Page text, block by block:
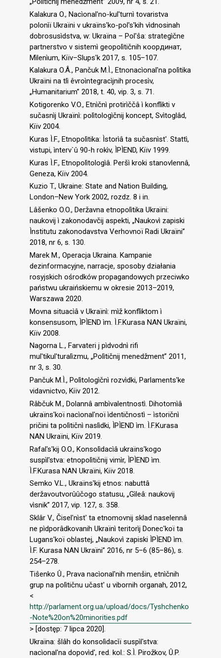
Kalakura O., Nacìonal′no-kul′turnì tovaristva
polonìï Ukraïni v ukraïns′ko-pol′s′kih vìdnosinah
dobrosusìdstva, w: Ukraïna – Pol′ŝa: strategìčne
partnerstvo v sistemì geopolìtičnih координат,
Mìlenìum, Kiïv–Slups′k 2017, s. 105–107.
Kalakura O.Â., Pančuk M.Ì., Etnonacìonal′na polìtika
Ukraïni na tlì êvroìntegracìjnih procesìv,
„Humanitarium” 2018, t. 40, vip. 3, s. 71.
Kotigorenko V.O., Etnìčnì protirìččâ ì konflìkti v
sučasnìj Ukraïnì: polìtologìčnij koncept, Svìtoglâd,
Kiïv 2004.
Kuras Ì.F., Etnopolìtika: Ìstorìâ ta sučasnìst′. Stattì,
vistupi, ìnterv`û 90-h rokìv, ÌPÌEND, Kiïv 1999.
Kuras Ì.F., Etnopolìtologìâ. Peršì kroki stanovlennâ,
Geneza, Kiïv 2004.
Kuzio T., Ukraine: State and Nation Building,
London–New York 2002, rozdz. 8 i in.
Lâšenko O.O., Deržavna etnopolìtika Ukraïni:
naukovij ì zakonodavčij aspekti, „Naukovì zapiski
Ìnstitutu zakonodavstva Verhovnoï Radi Ukraïni”
2018, nr 6, s. 130.
Marek M., Operacja Ukraina. Kampanie
dezinformacyjne, narracje, sposoby działania
rosyjskich ośrodków propagandowych przeciwko
państwu ukraińskiemu w okresie 2013–2019,
Warszawa 2020.
Movna situacìâ v Ukraïnì: mìž konflìktom ì
konsensusom, ÌPÌEND ìm. Ì.F.Kurasa NAN Ukraïni,
Kiïv 2008.
Nagorna L., Farvateri j pìdvodnì rifi
mul′tikul′turalìzmu, „Polìtičnij menedžment” 2011,
nr 3, s. 30.
Pančuk M.Ì., Polìtologìčnì rozvìdki, Parlaments′ke
vidavnictvo, Kiïv 2012.
Râbčuk M., Dolannâ ambìvalentnostì. Dihotomìâ
ukraïns′koï nacìonal′noï ìdentičnostì – ìstoričnì
pričini ta polìtičnì naslìdki, ÌPÌEND ìm. Ì.F.Kurasa
NAN Ukraïni, Kiïv 2019.
Rafal′s′kij O.O., Konsolìdacìâ ukraïns′kogo
suspìl′stva: etnopolìtičnij vimìr, ÌPÌEND ìm.
Ì.F.Kurasa NAN Ukraïni, Kiïv 2018.
Semko V.L., Ukraïns′kij etnos: nabuttâ
deržavoutvorûûčogo statusu, „Gìleâ: naukovij
vìsnik” 2017, vip. 127, s. 358.
Sklâr V., Čisel′nìst′ ta etnomovnij sklad naselennâ
ne pìdporâdkovanih Ukraïnì teritorìj Donec′koï ta
Lugans′koï oblastej, „Naukovì zapiski ÌPÌEND ìm.
Ì.F. Kurasa NAN Ukraïni” 2016, nr 5–6 (85–86), s.
254–278.
Tiŝenko Û., Prava nacìonal′nih menšin, etnìčnih
grup na polìtičnu učast′ u vibornih organah, 2012,
<
http://parlament.org.ua/upload/docs/Tyshchenko
-Note%20on%20minorities.pdf
> [dostęp: 7 lipca 2020].
Ukraïna: šlâh do konsolìdacìï suspìl′stva:
nacìonal′na dopovìd′, red. kol.: S.Ì. Pirožkov, Û.P.